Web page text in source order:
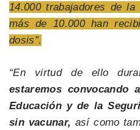
14.000 trabajadores de
más de 10.000 han
dosis”.
“En virtud de ello
estaremos convocando
Educación y de la
sin vacunar, así como